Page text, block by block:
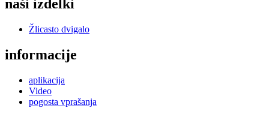
naši izdelki
Žlicasto dvigalo
informacije
aplikacija
Video
pogosta vprašanja